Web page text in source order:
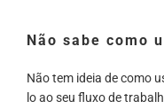
Não sabe como
Não tem ideia de como
lo ao seu fluxo de